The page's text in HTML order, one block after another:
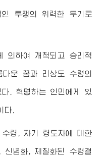
투쟁의 위력한 무기로
의하여 개척되고 승리적
다운 꿈과 리상도 수령 의
. 혁명하는 인민에게 있
다.
수령 , 자기 령도자에 대한
신념화, 체질화된 수령 결